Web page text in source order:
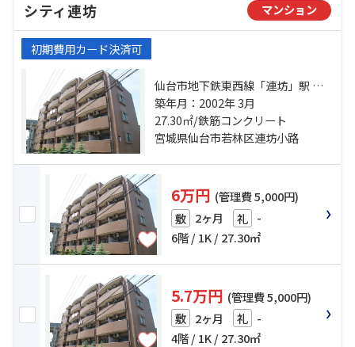
シティ連坊 マンション
初期費用カード決済可
仙台市地下鉄東西線「連坊」駅 徒
歩7分 仙台市営南北線「五橋」駅 徒
歩10分 仙台市営南北線「愛宕橋」
駅 徒歩16分
築年月：2002年 3月
27.30㎡/鉄筋コンクリート
宮城県仙台市若林区連坊小路
6万円 (管理費 5,000円)
敷 2ヶ月 礼 -
6階 / 1K / 27.30㎡
5.7万円 (管理費 5,000円)
敷 2ヶ月 礼 -
4階 / 1K / 27.30㎡